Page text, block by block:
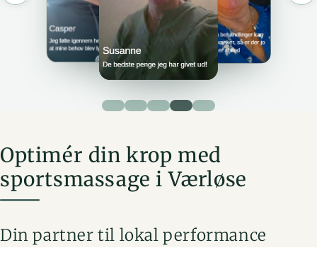
Optimér din krop med
sportsmassage i Værløse
Din partner til lokal performance